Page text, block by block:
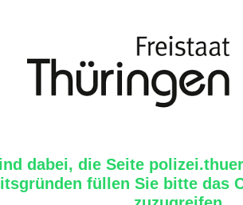
dabei, die Seite
füllen Sie bitte das